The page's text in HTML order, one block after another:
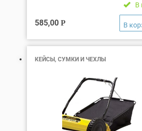
В
585,00 Р
КЕЙСЫ, СУМКИ И ЧЕХЛЫ